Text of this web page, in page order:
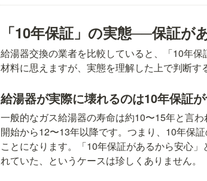
「10年保証」の実態──保証が
給湯器交換の業者を比較していると、「10年
材料に思えますが、実態を理解した上で判断す
給湯器が実際に壊れるのは10年保証
一般的なガス給湯器の寿命は約10〜15年と言
開始から12〜13年以降です。つまり、10年保
ことになります。「10年保証があるから安心
れていた、というケースは珍しくありません。